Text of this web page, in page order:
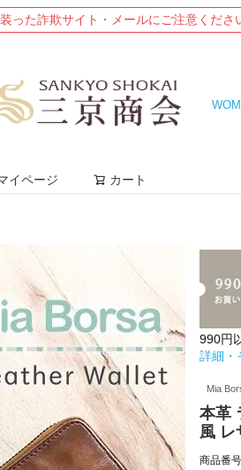
った詐欺サイト・メールにご注意くださ
イページ カート
990円
詳細・
Mia
本革
風
商品番号